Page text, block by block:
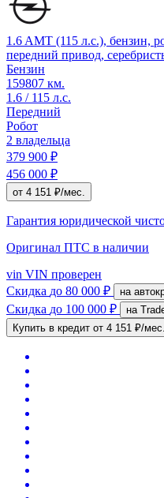
1.6 AMT (115 л.с.), бензин,
передний привод,
Бензин
159807 км.
1.6 / 115 л.с.
Передний
Робот
2 владельца
379 900 ₽
456 000 ₽
от 4 151 ₽/мес.
Гарантия юридической
Оригинал ПТС в наличии
vin VIN проверен
Скидка до 80 000 ₽ на
Скидка до 100 000 ₽
на
Купить в кредит от 4 151 ₽/мес.